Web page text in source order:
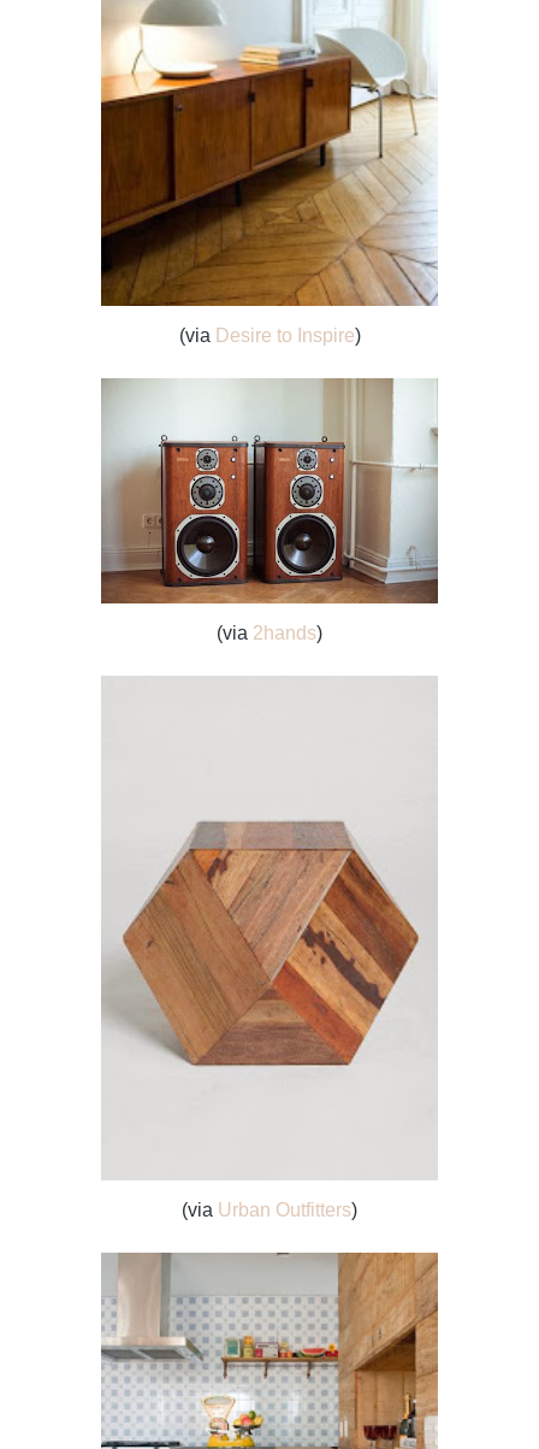
(via Desire to Inspire)
(via 2hands)
(via Urban Outfitters)